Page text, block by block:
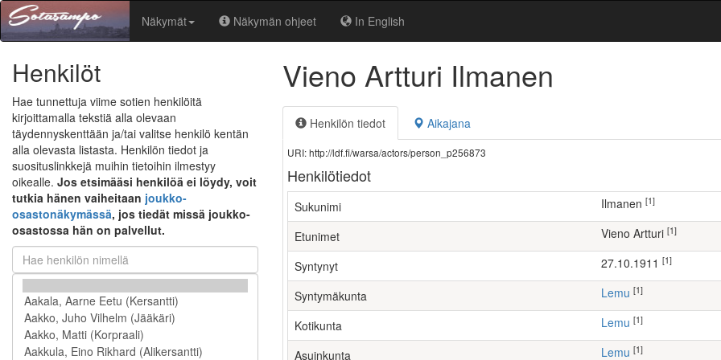
Näkymät Näkymän ohjeet In English
Henkilöt
Hae tunnettuja viime sotien henkilöitä
kirjoittamalla tekstiä alla olevaan
täydennyskenttään ja/tai valitse henkilö kentän
alla olevasta listasta. Henkilön tiedot ja
suosituslinkkejä muihin tietoihin ilmestyy
oikealle. Jos etsimääsi henkilöä ei löydy, voit
tutkia hänen vaiheitaan joukko-
osastonäkymässä, jos tiedät missä joukko-
osastossa hän on palvellut.
Vieno Artturi Ilmanen
Henkilön tiedot Aikajana
URI: http://ldf.fi/warsa/actors/person_p256873
Henkilötiedot
Sukunimi Ilmanen [1]
Etunimet Vieno Artturi [1]
Syntynyt 27.10.1911 [1]
Syntymäkunta Lemu [1]
Kotikunta Lemu [1]
Asuinkunta Lemu [1]